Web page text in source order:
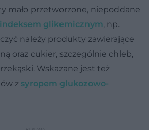
mało przetworzone, niepoddane
indeksem glikemicznym, np.
należy produkty zawierające
oraz cukier, szczególnie chleb,
Wskazane jest też
z syropem glukozowo-